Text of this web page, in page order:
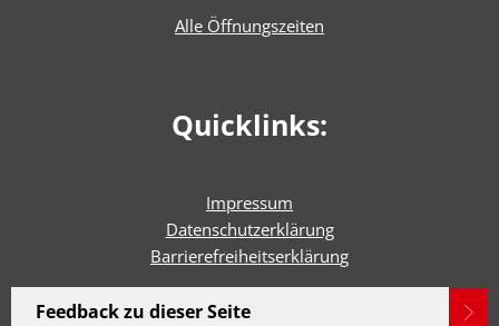
Alle Öffnungszeiten
Quicklinks:
Impressum
Datenschutzerklärung
Barrierefreiheitserklärung
Feedback zu dieser Seite